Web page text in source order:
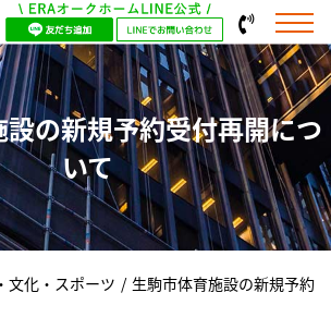
の新規予約受付再開につ
いて
文化・スポーツ / 生駒市体育施設の新規予約